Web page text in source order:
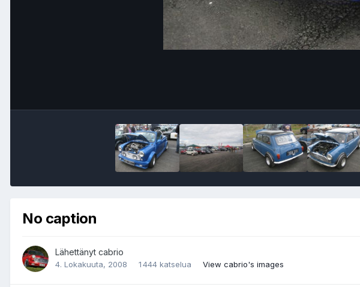
No caption
Lähettänyt cabrio
4. Lokakuuta, 2008 1 444 katselua View cabrio's images